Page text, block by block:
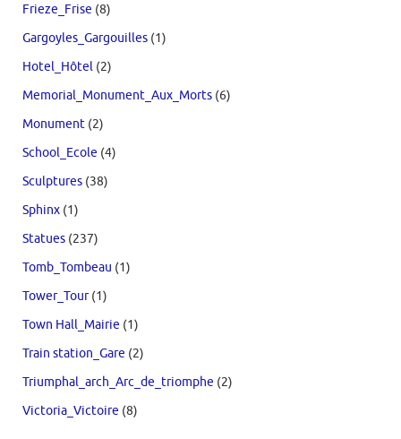
Frieze_Frise (8)
Gargoyles_Gargouilles (1)
Hotel_Hôtel (2)
Memorial_Monument_Aux_Morts (6)
Monument (2)
School_Ecole (4)
Sculptures (38)
Sphinx (1)
Statues (237)
Tomb_Tombeau (1)
Tower_Tour(1)
Town Hall_Mairie (1)
Train station_Gare (2)
Triumphal_arch_Arc_de_triomphe (2)
Victoria_Victoire (8)